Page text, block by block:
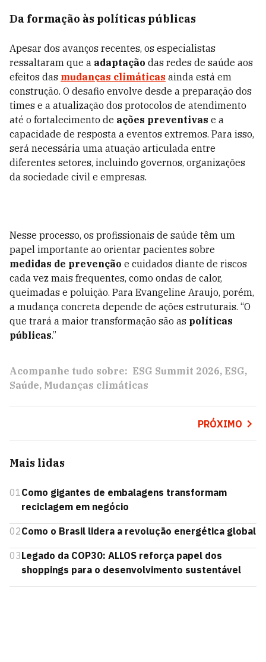
Da formação às políticas públicas
Apesar dos avanços recentes, os especialistas
ressaltaram que a adaptação das redes de saúde aos
efeitos das mudanças climáticas ainda está em
construção. O desafio envolve desde a preparação dos
times e a atualização dos protocolos de atendimento
até o fortalecimento de ações preventivas e a
capacidade de resposta a eventos extremos. Para isso,
será necessária uma atuação articulada entre
diferentes setores, incluindo governos, organizações
da sociedade civil e empresas.
Nesse processo, os profissionais de saúde têm um
papel importante ao orientar pacientes sobre
medidas de prevenção e cuidados diante de riscos
cada vez mais frequentes, como ondas de calor,
queimadas e poluição. Para Evangeline Araujo, porém,
a mudança concreta depende de ações estruturais. “O
que trará a maior transformação são as políticas
públicas.”
Acompanhe tudo sobre: ESG Summit 2026 ESG
Saúde Mudanças climáticas
PRÓXIMO
Mais lidas
01Como gigantes de embalagens transformam
reciclagem em negócio
02Como o Brasil lidera a revolução energética global
03Legado da COP30: ALLOS reforça papel dos
shoppings para o desenvolvimento sustentável